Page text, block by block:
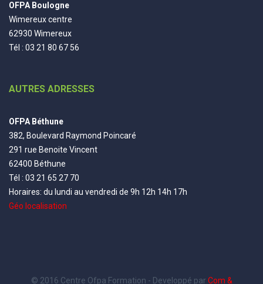
OFPA Boulogne
Wimereux centre
62930 Wimereux
Tél : 03 21 80 67 56
AUTRES ADRESSES
OFPA Béthune
382, Boulevard Raymond Poincaré
291 rue Benoite Vincent
62400 Béthune
Tél : 03 21 65 27 70
Horaires: du lundi au vendredi de 9h 12h 14h 17h
Géo localisation
© 2016 Centre Ofpa Formation - Developpé par Com &